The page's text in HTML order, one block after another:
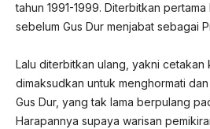
tahun 1991-1999. Diterbitkan
sebelum Gus Dur menjabat sebagai
Lalu diterbitkan ulang, yakni cetakan
dimaksudkan untuk menghormati
Gus Dur, yang tak lama berpulang
Harapannya supaya warisan